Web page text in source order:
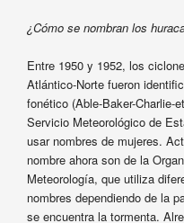
¿Cómo se nombran los
Entre 1950 y 1952, los
Atlántico-Norte fueron
fonético (Able-Baker-Charlie-
Servicio Meteorológico de
usar nombres de mujeres.
nombre ahora son de la
Meteorología, que utiliza
nombres dependiendo de la
se encuentra la tormenta.